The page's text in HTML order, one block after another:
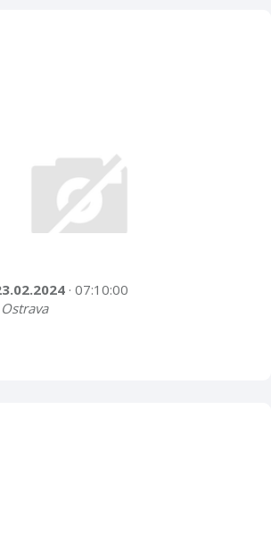
to sté výročí vzniku Československé
konec 1. světové války a zánik
Významnými jsou však i výročí
let 1938 (přičlenění
· 07:10:00